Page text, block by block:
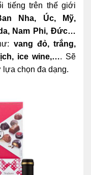
tiếng trên thế giới
Nha, Úc, Mỹ,
Nam Phi, Đức…
vang đỏ, trắng,
ice wine,…. Sẽ
lựa chọn đa dạng.